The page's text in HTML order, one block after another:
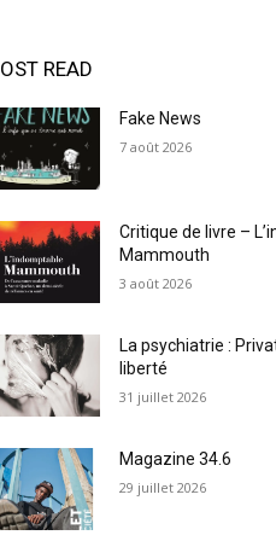
READ
Fake News
7 août 2026
Critique de livre –
Mammouth
3 août 2026
La psychiatrie :
liberté
31 juillet 2026
Magazine 34.6
29 juillet 2026